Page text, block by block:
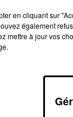
en cliquant sur
également
mettre à jour vos